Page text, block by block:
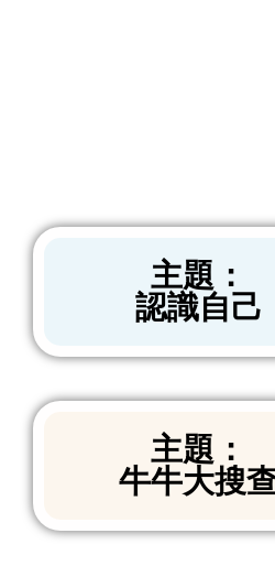
主題：
認識自己
主題：
牛牛大搜